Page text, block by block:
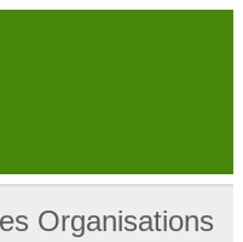
Organisations